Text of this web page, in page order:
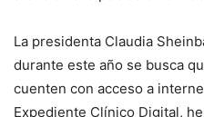
La presidenta Claudia
durante este año se busca
cuenten con acceso a
Expediente Clínico Digital,